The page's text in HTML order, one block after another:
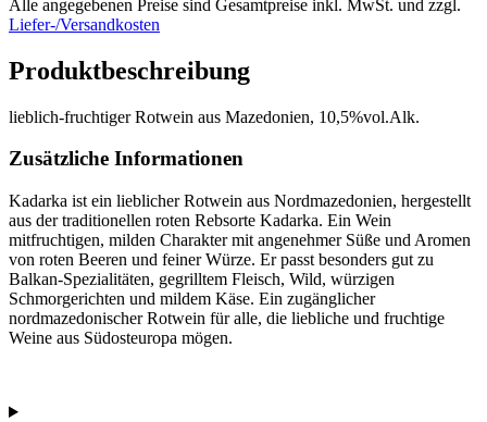
Alle angegebenen Preise sind Gesamtpreise inkl. MwSt. und zzgl.
Liefer-/Versandkosten
Produktbeschreibung
lieblich-fruchtiger Rotwein aus Mazedonien, 10,5%vol.Alk.
Zusätzliche Informationen
Kadarka ist ein lieblicher Rotwein aus Nordmazedonien, hergestellt
aus der traditionellen roten Rebsorte Kadarka. Ein Wein
mitfruchtigen, milden Charakter mit angenehmer Süße und Aromen
von roten Beeren und feiner Würze. Er passt besonders gut zu
Balkan-Spezialitäten, gegrilltem Fleisch, Wild, würzigen
Schmorgerichten und mildem Käse. Ein zugänglicher
nordmazedonischer Rotwein für alle, die liebliche und fruchtige
Weine aus Südosteuropa mögen.